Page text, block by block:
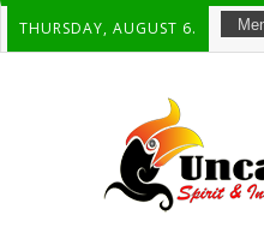
THURSDAY, AUGUST 6.